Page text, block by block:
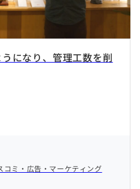
になり、管理工数を削
コミ・広告・マーケティング